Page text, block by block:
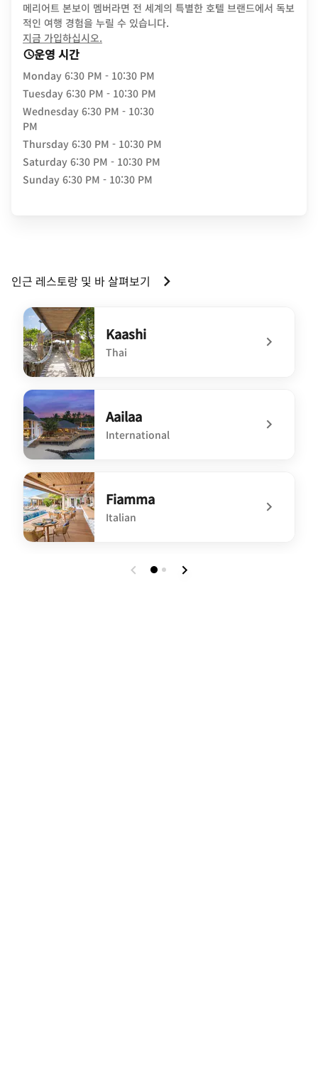
메리어트 본보이 멤버라면 전 세계의 특별한 호텔 브랜드에서 독보
적인 여행 경험을 누릴 수 있습니다.
지금 가입하십시오.
운영 시간
Monday 6:30 PM - 10:30 PM
Tuesday 6:30 PM - 10:30 PM
Wednesday 6:30 PM - 10:30
PM
Thursday 6:30 PM - 10:30 PM
Saturday 6:30 PM - 10:30 PM
Sunday 6:30 PM - 10:30 PM
인근 레스토랑 및 바 살펴보기
Kaashi
Thai
undefined Kaashi
Aailaa
International
undefined Aailaa
Fiamma
Italian